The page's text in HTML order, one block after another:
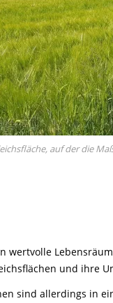
auf der die
wertvolle
und ihre
sind allerdings in